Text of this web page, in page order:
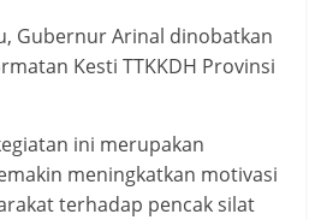
Gubernur Arinal dinobatkan
Kesti TTKKDH Provinsi
ini merupakan
meningkatkan motivasi
terhadap pencak silat